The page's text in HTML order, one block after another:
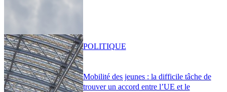
Mobilité des jeunes : la difficile tâche de
trouver un accord entre l’UE et le
POLITIQUE